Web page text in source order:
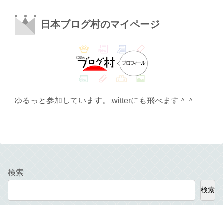
日本ブログ村のマイページ
ゆるっと参加しています。twitterにも飛べます＾＾
検索
検索